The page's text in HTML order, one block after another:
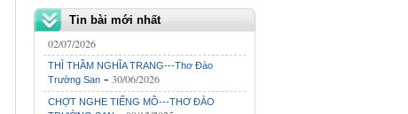
Tin bài mới nhất
THẢI ĐỘC CHO CƠ THỂ---Thấy thuốc
02/07/2026
THÌ THẦM NGHĨA TRANG---Thơ Đào
Trường San-30/06/2026
CHỢT NGHE TIẾNG MÕ---THƠ ĐÀO
TRƯỜNG SAN-09/12/2025